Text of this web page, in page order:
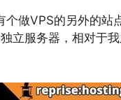
做VPS的另外的站
立服务器，相对于